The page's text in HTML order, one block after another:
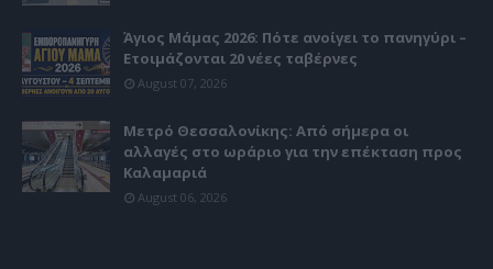
Άγιος Μάμας 2026: Πότε ανοίγει το πανηγύρι –
Ετοιμάζονται 20 νέες ταβέρνες
August 07, 2026
Μετρό Θεσσαλονίκης: Από σήμερα οι
αλλαγές στο ωράριο για την επέκταση προς
Καλαμαριά
August 06, 2026